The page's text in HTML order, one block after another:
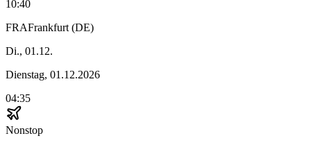
10:40
FRAFrankfurt (DE)
Di., 01.12.
Dienstag, 01.12.2026
04:35
Nonstop